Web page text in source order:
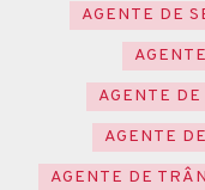
AGENTE DE
AGENTE
AGENTE
AGENTE DE